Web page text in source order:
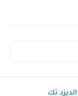
الديزد تك